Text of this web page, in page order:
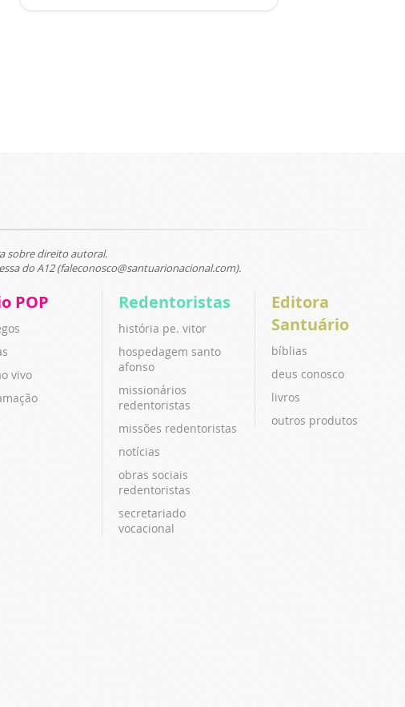
sobre direito autoral.
do A12 (faleconosco@santuarionacional.com).
POP
vivo
Redentoristas
história pe. vitor
hospedagem santo
afonso
missionários
redentoristas
missões redentoristas
notícias
obras sociais
redentoristas
secretariado
vocacional
Editora
Santuário
bíblias
deus conosco
livros
outros produtos